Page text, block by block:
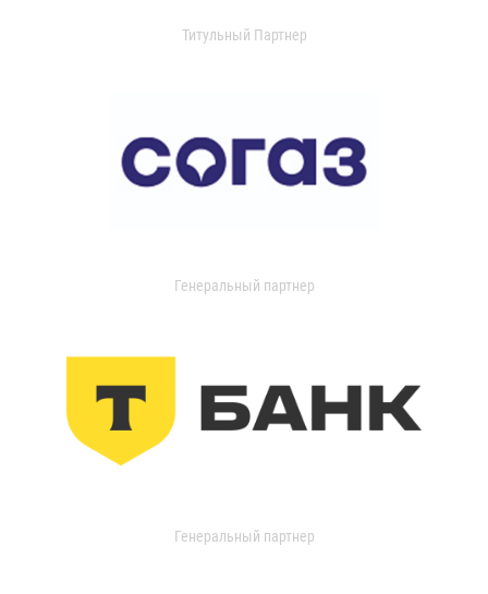
Титульный Партнер
Генеральный партнер
Генеральный партнер